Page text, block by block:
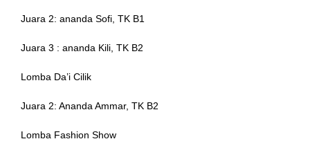
Juara 2: ananda Sofi, TK B1
Juara 3 : ananda Kili, TK B2
Lomba Da’i Cilik
Juara 2: Ananda Ammar, TK B2
Lomba Fashion Show